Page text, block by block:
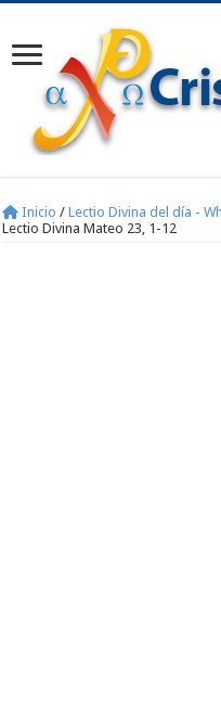
Inicio / Lectio Divina del día -
Lectio Divina Mateo 23, 1-12